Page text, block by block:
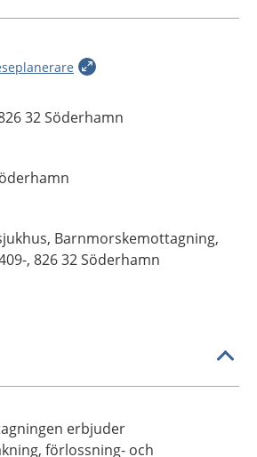
32 Söderhamn
Barnmorskemottagning,
, 826 32 Söderhamn
erbjuder
förlossning- och